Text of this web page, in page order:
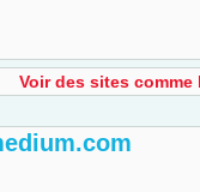
Voir des sites comme